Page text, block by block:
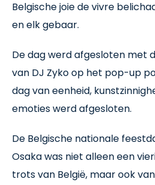
Belgische joie de vivre
en elk gebaar.
De dag werd afgesloten met
van DJ Zyko op het pop-up
dag van eenheid,
emoties werd afgesloten.
De Belgische nationale
Osaka was niet alleen een
trots van België, maar ook